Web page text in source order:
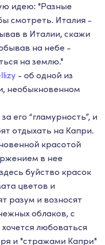
идею: "Разные
смотреть. Италия -
в Италии, скажи
на небе -
на землю."
- об одной из
необыкновенном
его “гламурность”, и
отдыхать на Капри.
красотой
в нее
буйство красок
цветов и
разум и возносят
облаков, с
любоваться
и "стражами Капри"